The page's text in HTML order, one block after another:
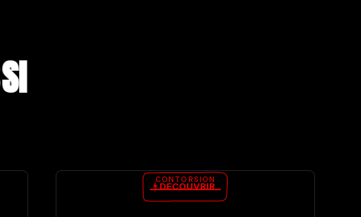
SI
DÉCOUVRIR
CONTORSION